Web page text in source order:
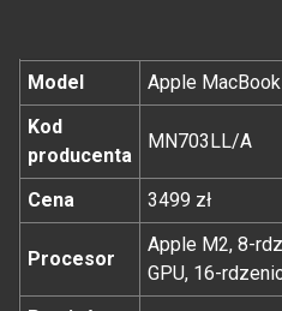
Model
Apple
Kod
producenta
MN703LL/A
Cena 3499 zł
Procesor
Apple M2, 8-
GPU, 16-